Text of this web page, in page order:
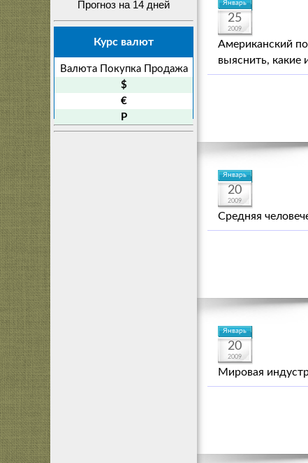
Прогноз на 14 дней
Курс валют
Валюта Покупка
Продажа
$
€
P
Январь
25
2009
Американский
выяснить,
Январь
20
2009
Средняя
Январь
20
2009
Мировая